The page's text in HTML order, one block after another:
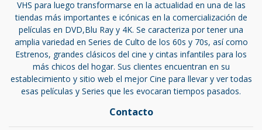
VHS para luego transformarse en la actualidad en una de las
tiendas más importantes e icónicas en la comercialización de
películas en DVD,Blu Ray y 4K. Se caracteriza por tener una
amplia variedad en Series de Culto de los 60s y 70s, así como
Estrenos, grandes clásicos del cine y cintas infantiles para los
más chicos del hogar. Sus clientes encuentran en su
establecimiento y sitio web el mejor Cine para llevar y ver todas
esas películas y Series que les evocaran tiempos pasados.
Contacto